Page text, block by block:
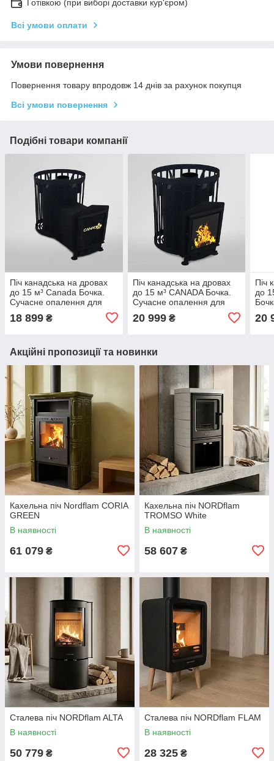
Готівкою (при виборі доставки кур'єром)
Всі умови оплати
Умови повернення
Повернення товару впродовж 14 днів за рахунок покупця
Всі умови повернення
Подібні товари компанії
Піч канадська на дровах
до 15 м³ Canada Бочка.
Сучасне опалення для
лазні з виносом зі сталі 15
кВт
18 899 ₴
Піч канадська на дровах
до 15 м³ CANADA Бочка.
Сучасне опалення для
лазні без виносу зі склом
зі сталі 15 кВт
20 999₴
Піч
до
20
Акційні пропозиції та новинки
Кахельна піч Nordflam CORIA
GREEN
В наявності
61 079 ₴
Кахельна піч NORDflam
TROMSO White
В наявності
58 607 ₴
Сталева піч NORDflam ALTA
В наявності
50 779 ₴
Сталева піч NORDflam FLAM
В наявності
28 325 ₴